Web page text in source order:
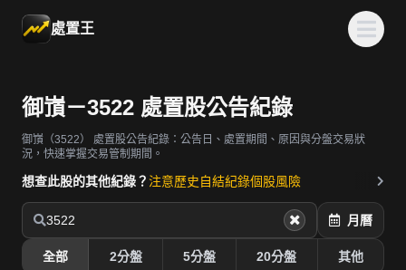
處置王
御嵿－3522 處置股公告紀錄
御嵿（3522）
處置股公告紀錄：公告日、處置期間、原因與分盤交易狀
況，快速掌握交易管制期間。
想查此股的其他紀錄？ 注意歷史自結紀錄個股風險
3522 月曆
全部 2分盤 5分盤 20分盤 其他